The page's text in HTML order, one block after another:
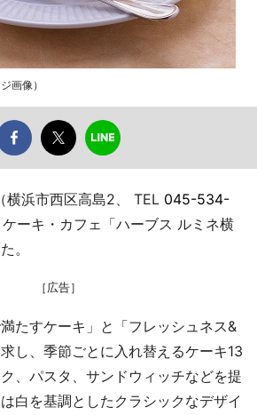
画像）
浜市西区高島2、 TEL 045-534-
ーキ・カフェ「ハーブス ルミネ横
。
［広告］
たすケーキ」と「フレッシュネス&
し、季節ごとに入れ替えるケーキ13
、パスタ、サンドウィッチなどを提
白を基調としたクラシックなデザイ